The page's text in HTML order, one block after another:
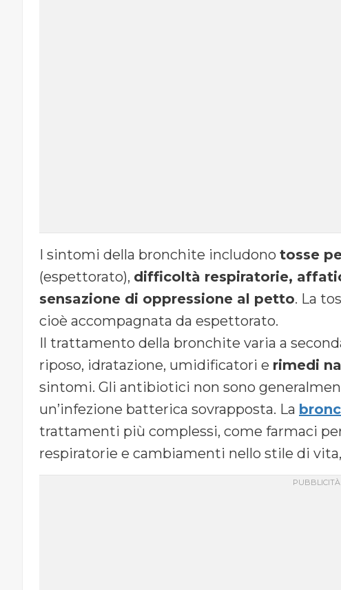
I sintomi della bronchite includono tosse
(espettorato), difficoltà respiratorie,
sensazione di oppressione al petto. La
cioè accompagnata da espettorato.
Il trattamento della bronchite varia a
riposo, idratazione, umidificatori e rimedi
sintomi. Gli antibiotici non sono
un’infezione batterica sovrapposta. La
trattamenti più complessi, come farmaci
respiratorie e cambiamenti nello stile di